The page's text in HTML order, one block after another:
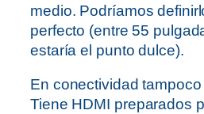
medio. Podríamos
perfecto (entre 55
estaría el punto dulce).
En conectividad
Tiene HDMI preparados